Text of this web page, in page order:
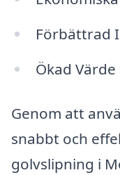
Förbättrad
Ökad
Genom att
snabbt och
golvslipning i